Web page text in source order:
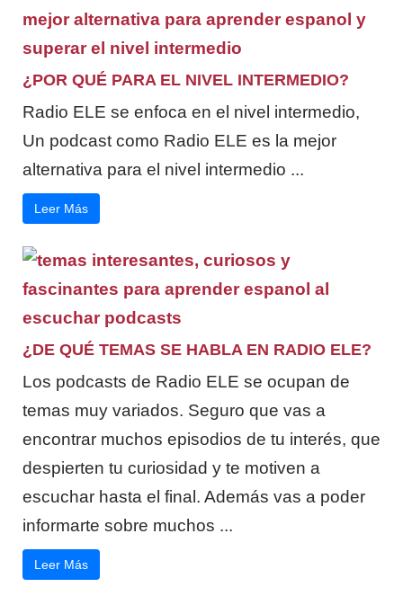
¿POR QUÉ PARA EL NIVEL INTERMEDIO?
Radio ELE se enfoca en el nivel intermedio,
Un podcast como Radio ELE es la mejor
alternativa para el nivel intermedio ...
Leer Más
¿DE QUÉ TEMAS SE HABLA EN RADIO ELE?
Los podcasts de Radio ELE se ocupan de
temas muy variados. Seguro que vas a
encontrar muchos episodios de tu interés, que
despierten tu curiosidad y te motiven a
escuchar hasta el final. Además vas a poder
informarte sobre muchos ...
Leer Más